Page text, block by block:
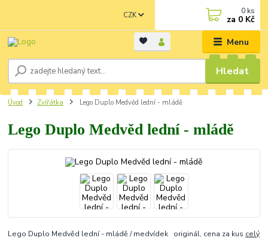
Menu
CZK
Hledat
0 ks
za 0 Kč
Úvod Zvířátka Lego Duplo Medvěd lední - mládě
Lego Duplo Medvěd lední - mládě
Lego Duplo Medvěd lední - mládě / medvídek originál, cena za kus celý